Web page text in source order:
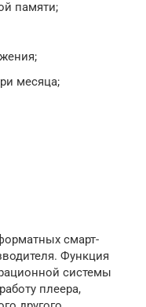
памяти;
месяца;
смарт-
Функция
системы
плеера,